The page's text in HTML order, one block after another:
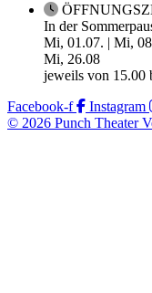
In der
Mi, 01.07. | Mi,
Mi, 26.08
jeweils von 15.00
Facebook-f
Instagram
© 2026 Punch Theater